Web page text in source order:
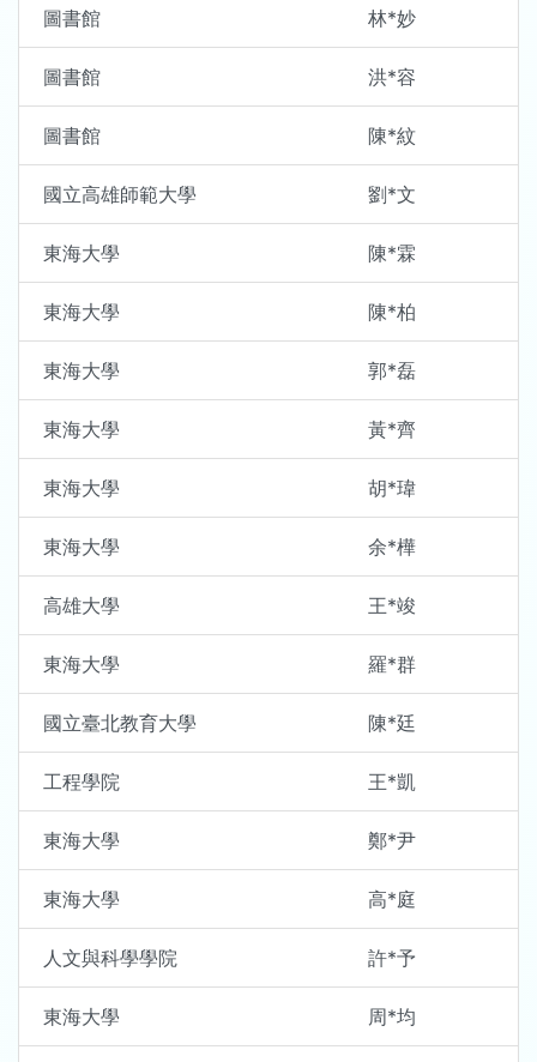
圖書館 林*妙
圖書館 洪*容
圖書館 陳*紋
國立高雄師範大學 劉*文
東海大學 陳*霖
東海大學 陳*柏
東海大學 郭*磊
東海大學 黃*齊
東海大學 胡*瑋
東海大學 余*樺
高雄大學 王*竣
東海大學 羅*群
國立臺北教育大學 陳*廷
工程學院 王*凱
東海大學 鄭*尹
東海大學 高*庭
人文與科學學院 許*予
東海大學 周*均